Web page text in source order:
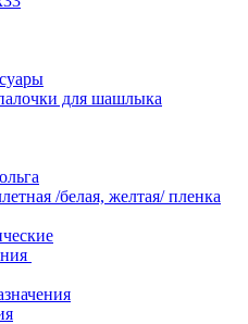
для шашлыка
/белая, желтая/ пленка